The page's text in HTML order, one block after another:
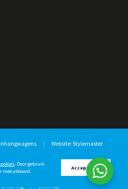
| Website: Stylemaster
| Sitemap
. Door gebruik
mee akkoord.
Accepteren